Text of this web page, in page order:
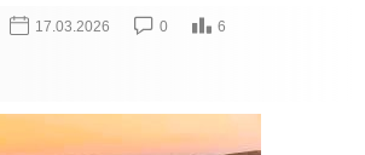
17.03.2026 0 6